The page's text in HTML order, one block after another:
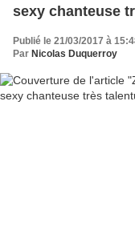
sexy chanteuse
Publié le 21/03/2017 à
Par Nicolas Duquerroy